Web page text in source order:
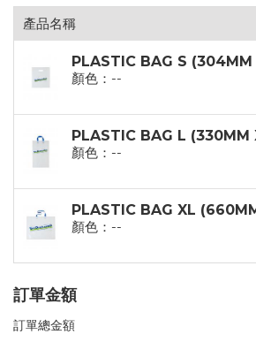
產品名稱
PLASTIC BAG S (304MM
顏色：--
PLASTIC BAG L (330MM
顏色：--
PLASTIC BAG XL
顏色：--
訂單金額
訂單總金額